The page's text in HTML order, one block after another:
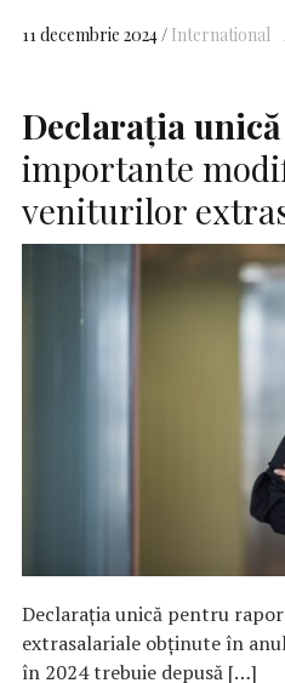
11 decembrie 2024 International
Declarația
importante
veniturilor
Declarația unică pentru
extrasalariale obținute în
în 2024 trebuie depusă […]